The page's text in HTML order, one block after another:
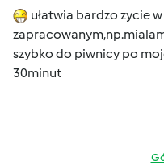
ułatwia bardzo zycie
szybko do piwnicy po
30minut